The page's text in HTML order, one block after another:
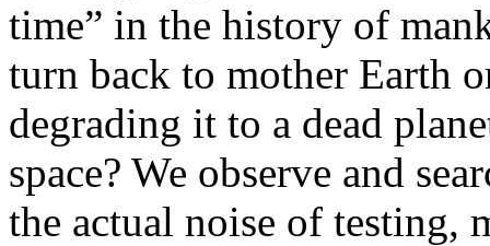
time” in the history of
turn back to mother Earth
degrading it to a dead
space? We observe and
the actual noise of testing,